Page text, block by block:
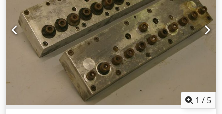
roscar, avellanar, refrentar, fresar y tornear, que permiten
mecanizar varios agujeros simultáneamente.
1 / 5